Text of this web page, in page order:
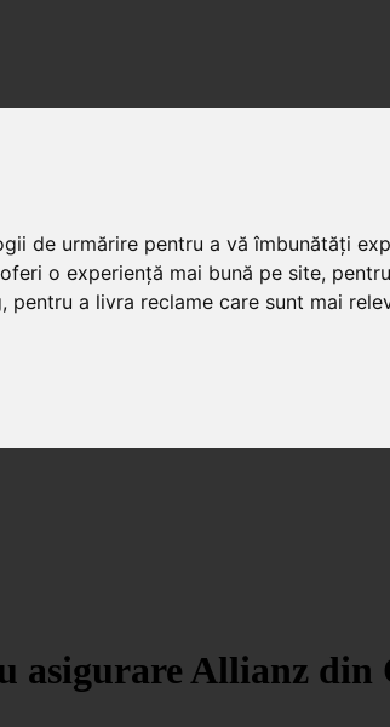
de urmărire pentru a vă îmbunătăți
o experiență mai bună pe site,
, pentru a livra reclame care sunt mai
asigurare Allianz